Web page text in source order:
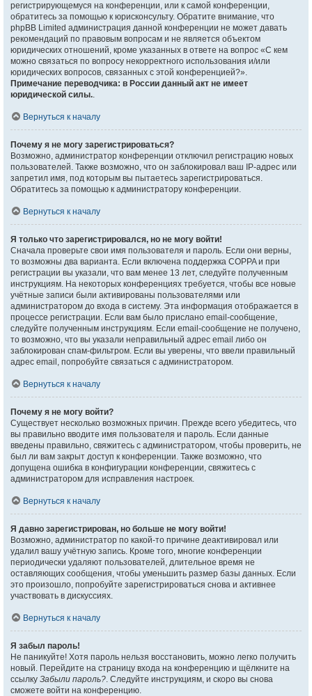
регистрирующемуся на конференции, или к самой конференции,
обратитесь за помощью к юрисконсульту. Обратите внимание, что
phpBB Limited администрация данной конференции не может давать
рекомендаций по правовым вопросам и не является объектом
юридических отношений, кроме указанных в ответе на вопрос «С кем
можно связаться по вопросу некорректного использования и/или
юридических вопросов, связанных с этой конференцией?».
Примечание переводчика: в России данный акт не имеет
юридической силы..
Вернуться к началу
Почему я не могу зарегистрироваться?
Возможно, администратор конференции отключил регистрацию новых
пользователей. Также возможно, что он заблокировал ваш IP-адрес или
запретил имя, под которым вы пытаетесь зарегистрироваться.
Обратитесь за помощью к администратору конференции.
Вернуться к началу
Я только что зарегистрировался, но не могу войти!
Сначала проверьте свои имя пользователя и пароль. Если они верны,
то возможны два варианта. Если включена поддержка COPPA и при
регистрации вы указали, что вам менее 13 лет, следуйте полученным
инструкциям. На некоторых конференциях требуется, чтобы все новые
учётные записи были активированы пользователями или
администратором до входа в систему. Эта информация отображается в
процессе регистрации. Если вам было прислано email-сообщение,
следуйте полученным инструкциям. Если email-сообщение не получено,
то возможно, что вы указали неправильный адрес email либо он
заблокирован спам-фильтром. Если вы уверены, что ввели правильный
адрес email, попробуйте связаться с администратором.
Вернуться к началу
Почему я не могу войти?
Существует несколько возможных причин. Прежде всего убедитесь, что
вы правильно вводите имя пользователя и пароль. Если данные
введены правильно, свяжитесь с администратором, чтобы проверить, не
был ли вам закрыт доступ к конференции. Также возможно, что
допущена ошибка в конфигурации конференции, свяжитесь с
администратором для исправления настроек.
Вернуться к началу
Я давно зарегистрирован, но больше не могу войти!
Возможно, администратор по какой-то причине деактивировал или
удалил вашу учётную запись. Кроме того, многие конференции
периодически удаляют пользователей, длительное время не
оставляющих сообщения, чтобы уменьшить размер базы данных. Если
это произошло, попробуйте зарегистрироваться снова и активнее
участвовать в дискуссиях.
Вернуться к началу
Я забыл пароль!
Не паникуйте! Хотя пароль нельзя восстановить, можно легко получить
новый. Перейдите на страницу входа на конференцию и щёлкните на
ссылку Забыли пароль?. Следуйте инструкциям, и скоро вы снова
сможете войти на конференцию.